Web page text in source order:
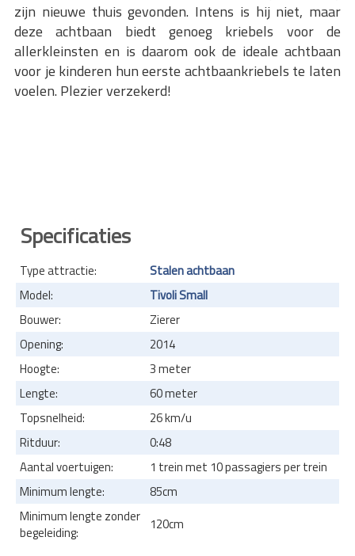
zijn nieuwe thuis gevonden. Intens is hij niet, maar
deze achtbaan biedt genoeg kriebels voor de
allerkleinsten en is daarom ook de ideale achtbaan
voor je kinderen hun eerste achtbaankriebels te laten
voelen. Plezier verzekerd!
Specificaties
Type attractie:
Stalen achtbaan
Model:
Tivoli Small
Bouwer:
Zierer
Opening:
2014
Hoogte:
3 meter
Lengte:
60 meter
Topsnelheid:
26 km/u
Ritduur:
0:48
Aantal voertuigen:
1 trein met 10 passagiers per trein
Minimum lengte:
85cm
Minimum lengte zonder
begeleiding:
120cm